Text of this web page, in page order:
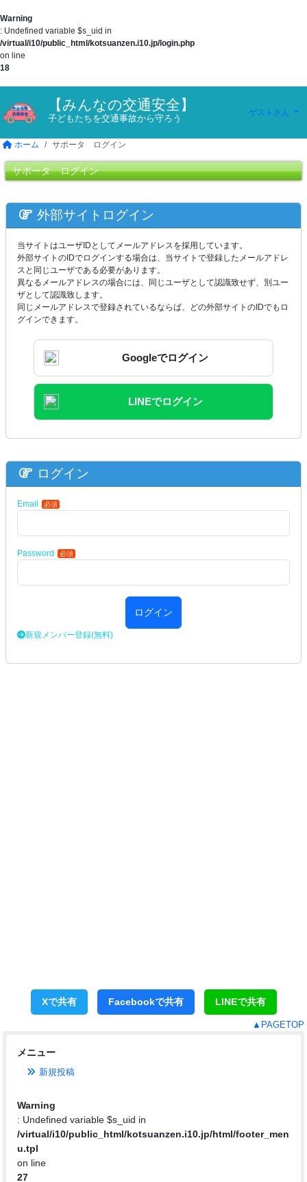
Warning
: Undefined variable $s_uid in
/virtual/i10/public_html/kotsuanzen.i10.jp/login.php
on line
18
【みんなの交通安全】
子どもたちを交通事故から守ろう
ゲストさん
ホーム サポータ ログイン
サポータ ログイン
外部サイトログイン
当サイトはユーザIDとしてメールアドレスを採用しています。
外部サイトのIDでログインする場合は、当サイトで登録したメールアドレ
スと同じユーザである必要があります。
異なるメールアドレスの場合には、同じユーザとして認識致せず、別ユー
ザとして認識致します。
同じメールアドレスで登録されているならば、どの外部サイトのIDでもロ
グインできます。
Googleでログイン
LINEでログイン
ログイン
Email 必須
Password 必須
ログイン
新規メンバー登録(無料)
Xで共有 Facebookで共有 LINEで共有
▲PAGETOP
メニュー
新規投稿
Warning
: Undefined variable $s_uid in
/virtual/i10/public_html/kotsuanzen.i10.jp/html/footer_men
u.tpl
on line
27